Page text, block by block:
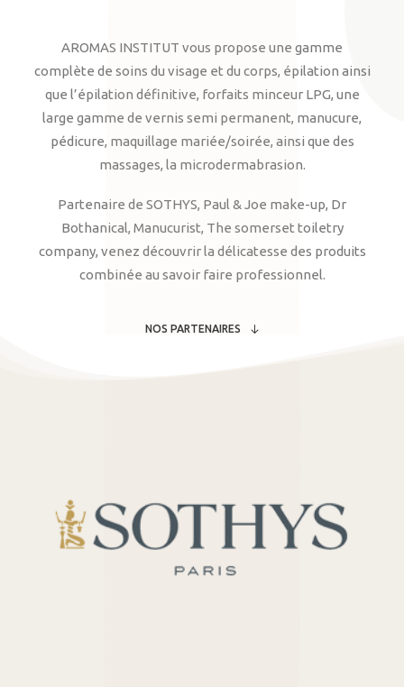
AROMAS INSTITUT vous propose une gamme
complète de soins du visage et du corps, épilation ainsi
que l’épilation définitive, forfaits minceur LPG, une
large gamme de vernis semi permanent, manucure,
pédicure, maquillage mariée/soirée, ainsi que des
massages, la microdermabrasion.
Partenaire de SOTHYS, Paul & Joe make-up, Dr
Bothanical, Manucurist, The somerset toiletry
company, venez découvrir la délicatesse des produits
combinée au savoir faire professionnel.
NOS PARTENAIRES